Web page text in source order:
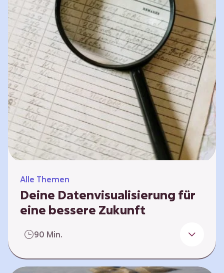
Alle Themen
Deine Datenvisualisierung für
eine bessere Zukunft
Grafiken, die auf Daten basieren, sind eine
gute Grundlage, um auf Missstände
ihrer Hilfe können Menschen für die
90 Min.